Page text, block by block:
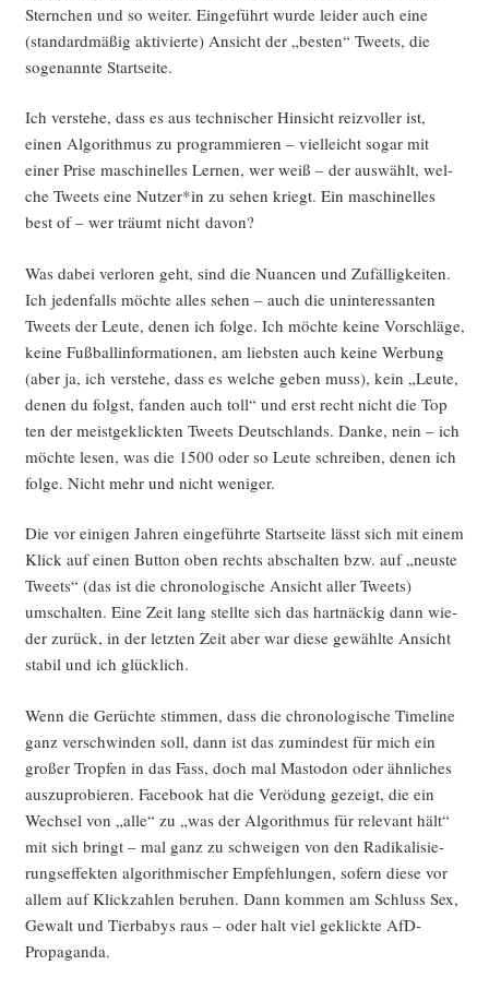
Stern­chen und so wei­ter. Ein­ge­führt wur­de lei­der auch eine
(stan­dard­mä­ßig akti­vier­te) Ansicht der „bes­ten“ Tweets, die
soge­nann­te Startseite.
Ich ver­ste­he, dass es aus tech­ni­scher Hin­sicht reiz­vol­ler ist,
einen Algo­rith­mus zu pro­gram­mie­ren – viel­leicht sogar mit
einer Pri­se maschi­nel­les Ler­nen, wer weiß – der aus­wählt, wel­
che Tweets eine Nutzer*in zu sehen kriegt. Ein maschi­nel­les
best of – wer träumt nicht davon?
Was dabei ver­lo­ren geht, sind die Nuan­cen und Zufäl­lig­kei­ten.
Ich jeden­falls möch­te alles sehen – auch die unin­ter­es­san­ten
Tweets der Leu­te, denen ich fol­ge. Ich möch­te kei­ne Vor­schlä­ge,
kei­ne Fuß­ball­in­for­ma­tio­nen, am liebs­ten auch kei­ne Wer­bung
(aber ja, ich ver­ste­he, dass es wel­che geben muss), kein „Leu­te,
denen du folgst, fan­den auch toll“ und erst recht nicht die Top
ten der meist­ge­klick­ten Tweets Deutsch­lands. Dan­ke, nein – ich
möch­te lesen, was die 1500 oder so Leu­te schrei­ben, denen ich
fol­ge. Nicht mehr und nicht weniger.
Die vor eini­gen Jah­ren ein­ge­führ­te Start­sei­te lässt sich mit einem
Klick auf einen But­ton oben rechts abschal­ten bzw. auf „neus­te
Tweets“ (das ist die chro­no­lo­gi­sche Ansicht aller Tweets)
umschal­ten. Eine Zeit lang stell­te sich das hart­nä­ckig dann wie­
der zurück, in der letz­ten Zeit aber war die­se gewähl­te Ansicht
sta­bil und ich glücklich.
Wenn die Gerüch­te stim­men, dass die chro­no­lo­gi­sche Time­line
ganz ver­schwin­den soll, dann ist das zumin­dest für mich ein
gro­ßer Trop­fen in das Fass, doch mal Mast­o­don oder ähn­li­ches
aus­zu­pro­bie­ren. Face­book hat die Ver­ödung gezeigt, die ein
Wech­sel von „alle“ zu „was der Algo­rith­mus für rele­vant hält“
mit sich bringt – mal ganz zu schwei­gen von den Radi­ka­li­sie­
rungs­ef­fek­ten algo­rith­mi­scher Emp­feh­lun­gen, sofern die­se vor
allem auf Klick­zah­len beru­hen. Dann kom­men am Schluss Sex,
Gewalt und Tier­ba­bys raus – oder halt viel geklick­te AfD-
Propaganda.